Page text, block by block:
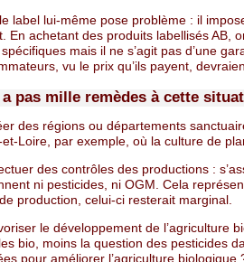
label lui-même pose problème : il
En achetant des produits labellisés AB,
mais il ne s’agit pas d’une
vu le prix qu’ils payent,
a pas mille remèdes à cette
des régions ou départements
et-Loire, par exemple, où la culture de
des contrôles des productions :
ni pesticides, ni OGM. Cela
production, celui-ci resterait marginal.
le développement de l’agriculture
bio, moins la question des pesticides
pour améliorer l’agriculture biologique